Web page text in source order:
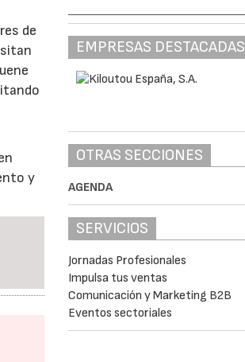
de
y
EMPRESAS DESTACADAS
OTRAS SECCIONES
AGENDA
SERVICIOS
Jornadas Profesionales
Impulsa tus ventas
Comunicación y Marketing B2B
Eventos sectoriales